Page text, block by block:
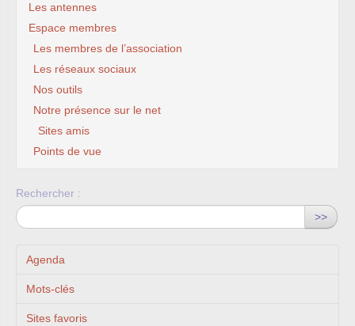
Les antennes
Espace membres
Les membres de l’association
Les réseaux sociaux
Nos outils
Notre présence sur le net
Sites amis
Points de vue
Rechercher :
>>
Agenda
Mots-clés
Sites favoris